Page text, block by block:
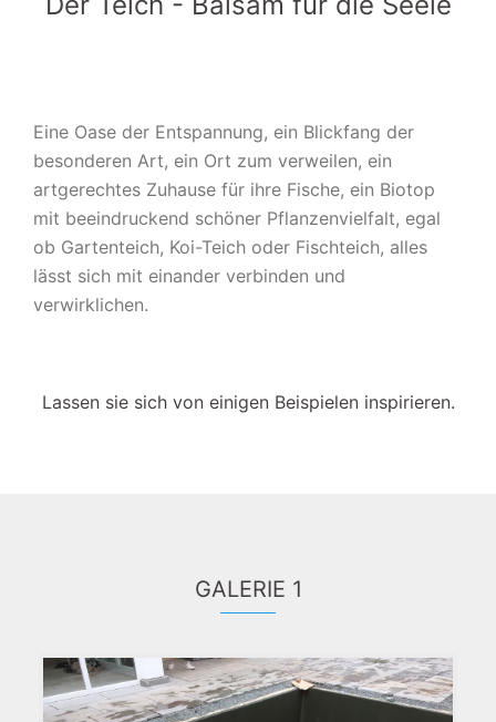
Eine Oase der Entspannung, ein Blickfang der
besonderen Art, ein Ort zum verweilen, ein
artgerechtes Zuhause für ihre Fische, ein Biotop
mit beeindruckend schöner Pflanzenvielfalt, egal
ob Gartenteich, Koi-Teich oder Fischteich, alles
lässt sich mit einander verbinden und
verwirklichen.
Lassen sie sich von einigen Beispielen inspirieren.
GALERIE 1